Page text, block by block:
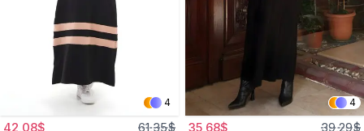
4
42,08$ 61,35$
4
35,68$ 39,29$